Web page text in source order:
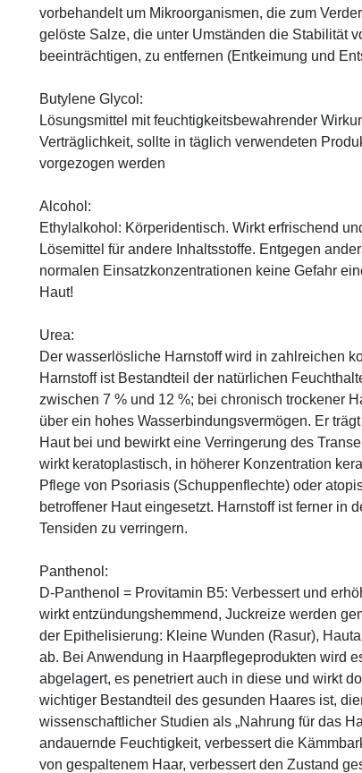
vorbehandelt um Mikroorganismen, die zum
gelöste Salze, die unter Umständen die Stabilität
beeinträchtigen, zu entfernen (Entkeimung und
Butylene Glycol:
Lösungsmittel mit feuchtigkeitsbewahrender
Verträglichkeit, sollte in täglich verwendeten
vorgezogen werden
Alcohol:
Ethylalkohol: Körperidentisch. Wirkt erfrischend
Lösemittel für andere Inhaltsstoffe. Entgegen
normalen Einsatzkonzentrationen keine Gefahr
Haut!
Urea:
Der wasserlösliche Harnstoff wird in zahlreichen
Harnstoff ist Bestandteil der natürlichen
zwischen 7 % und 12 %; bei chronisch trockener
über ein hohes Wasserbindungsvermögen. Er
Haut bei und bewirkt eine Verringerung des
wirkt keratoplastisch, in höherer Konzentration
Pflege von Psoriasis (Schuppenflechte) oder
betroffener Haut eingesetzt. Harnstoff ist ferner in
Tensiden zu verringern.
Panthenol:
D-Panthenol = Provitamin B5: Verbessert und
wirkt entzündungshemmend, Juckreize werden
der Epithelisierung: Kleine Wunden (Rasur),
ab. Bei Anwendung in Haarpflegeprodukten wird
abgelagert, es penetriert auch in diese und wirkt
wichtiger Bestandteil des gesunden Haares ist,
wissenschaftlicher Studien als „Nahrung für das
andauernde Feuchtigkeit, verbessert die
von gespaltenem Haar, verbessert den Zustand